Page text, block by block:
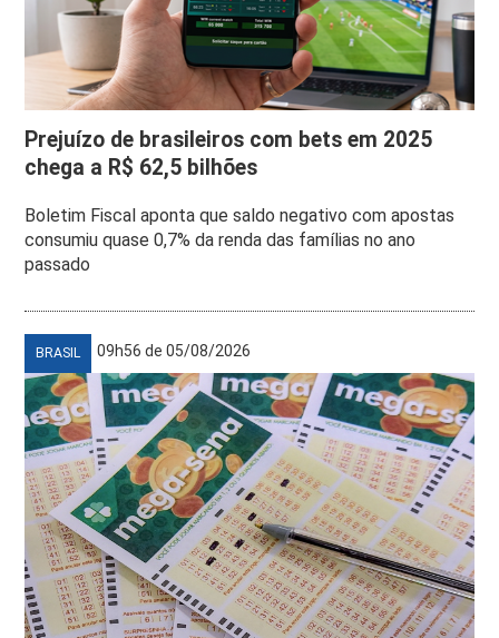
Prejuízo de brasileiros com bets em 2025
chega a R$ 62,5 bilhões
Boletim Fiscal aponta que saldo negativo com apostas
consumiu quase 0,7% da renda das famílias no ano
passado
BRASIL 09h56 de 05/08/2026